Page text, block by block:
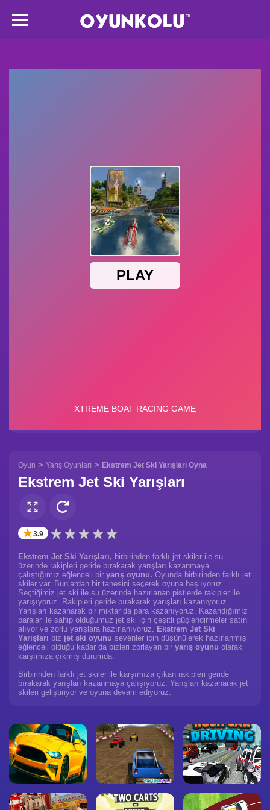
Oyun > Yarış Oyunları > Ekstrem Jet Ski Yarışları Oyna
Ekstrem Jet Ski Yarışları
✭3.9
Ekstrem Jet Ski Yarışları, birbirinden farklı jet skiler ile su
üzerinde rakipleri geride bırakarak yarışları kazanmaya
çalıştığımız eğlenceli bir yarış oyunu. Oyunda birbirinden farklı jet
skiler var. Bunlardan bir tanesini seçerek oyuna başlıyoruz.
Seçtiğimiz jet ski ile su üzerinde hazırlanan pistlerde rakipler ile
yarışıyoruz. Rakipleri geride bırakarak yarışları kazanıyoruz.
Yarışları kazanarak bir miktar da para kazanıyoruz. Kazandığımız
paralar ile sahip olduğumuz jet ski için çeşitli güçlendirmeler satın
alıyor ve zorlu yarışlara hazırlanıyoruz. Ekstrem Jet Ski
Yarışları biz jet ski oyunu sevenler için düşünülerek hazırlanmış
eğlenceli olduğu kadar da bizleri zorlayan bir yarış oyunu olarak
karşımıza çıkmış durumda.
Birbirinden farklı jet skiler ile karşımıza çıkan rakipleri geride
bırakarak yarışları kazanmaya çalışıyoruz. Yarışları kazanarak jet
skileri geliştiriyor ve oyuna devam ediyoruz.